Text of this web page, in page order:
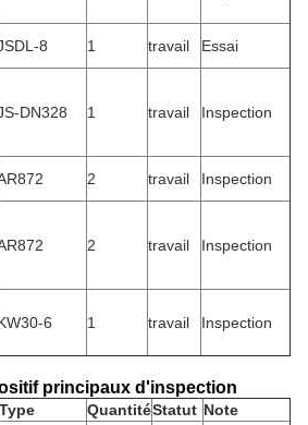
8 1 travail Essai
DN328 1 travail Inspection
2 travail Inspection
2 travail Inspection
6 1 travail Inspection
principaux d'inspection
Type QuantitéStatut Note